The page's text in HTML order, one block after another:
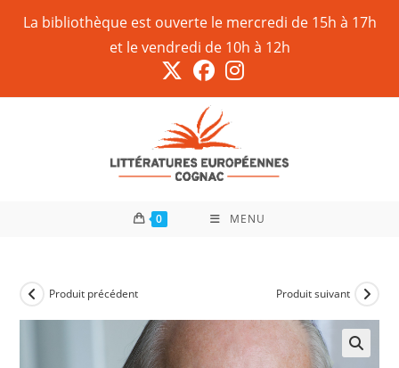
La bibliothèque est ouverte le mercredi de 15h à 17h
et le vendredi de 10h à 12h
0 MENU
Produit précédent Produit suivant